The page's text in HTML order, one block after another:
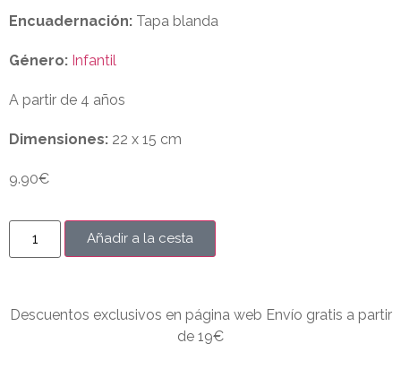
Encuadernación: Tapa blanda
Género: Infantil
A partir de 4 años
Dimensiones: 22 x 15 cm
9.90€
Añadir a la cesta
Descuentos exclusivos en página web Envío gratis a partir
de 19€